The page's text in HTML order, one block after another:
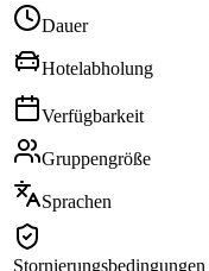
Dauer
Hotelabholung
Verfügbarkeit
Gruppengröße
Sprachen
Stornierungsbedingungen